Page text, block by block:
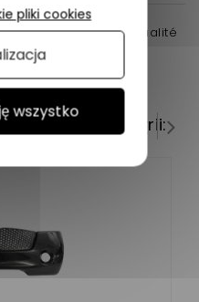
permis en ABS qualité
samej kategorii:
wszystko
pliki cookies